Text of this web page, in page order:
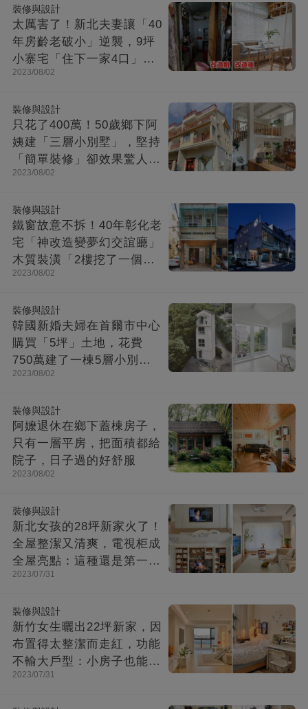
裝修與設計
太厲害了！新北夫妻讓「40
年房齡老破小」逆襲，9坪
小寨宅「住下一家4口」，
收納超強超舒適
2023/08/02
裝修與設計
只花了400萬！50歲鄉下阿
姨建「三層小別墅」，堅持
「簡單裝修」卻效果驚人：
一進屋就療愈了
2023/08/02
裝修與設計
鐵窗故意不拆！40年彰化老
宅「神改造變夢幻交誼廳」
木質裝潢「2樓挖了一個大
洞」走上樓美翻
2023/08/02
裝修與設計
韓國新婚夫婦在首爾市中心
購買「5坪」土地，花費
750萬建了一棟5層小別
墅：小房子卻幸福感爆棚
2023/08/02
裝修與設計
阿嬤退休在鄉下蓋棟房子，
只有一層平房，把面積都給
院子，日子過的好舒服
2023/08/02
裝修與設計
新北女孩的28坪新家火了！
全屋整潔又清爽，電視柜成
全屋亮點：這種還是第一次
見！
2023/07/31
裝修與設計
新竹女生曬出22坪新家，因
布置得太整潔而走紅，功能
不輸大戶型：小房子也能住
出幸福感
2023/07/31